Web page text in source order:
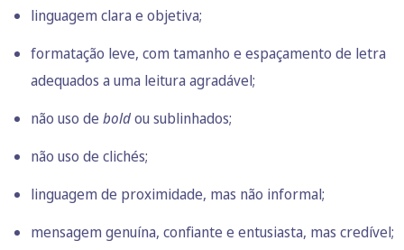
linguagem clara e objetiva;
formatação leve, com tamanho e espaçamento de letra
adequados a uma leitura agradável;
não uso de boldou sublinhados;
não uso de clichés;
linguagem de proximidade, mas não informal;
mensagem genuína, confiante e entusiasta, mas credível;